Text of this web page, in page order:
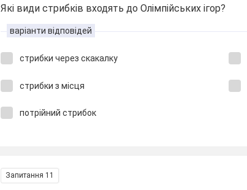
Які види стрибків входять до Олімпійських ігор?
варіанти відповідей
стрибки через скакалку
стрибки з місця
потрійний стрибок
Запитання 11